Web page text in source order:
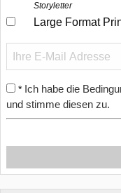
Storyletter
Large Format
* Ich habe die
und stimme diesen zu.